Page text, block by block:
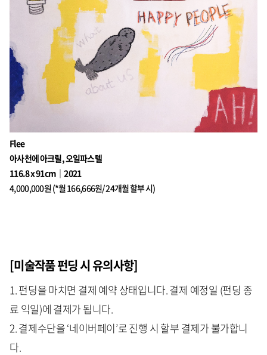
Flee
아사천에 아크릴, 오일파스텔
116.8 x 91cm｜2021
4,000,000원 (*월 166,666원/ 24개월 할부 시)
[미술작품 펀딩 시 유의사항]
1. 펀딩을 마치면 결제 예약 상태입니다. 결제 예정일 (펀딩 종
료 익일)에 결제가 됩니다.
2. 결제수단을 ‘네이버페이’로 진행 시 할부 결제가 불가합니
다.